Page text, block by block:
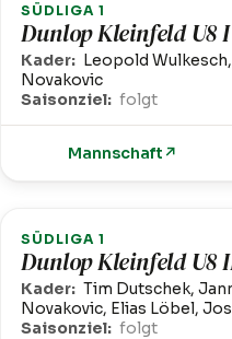
SÜDLIGA 1
Dunlop Kleinfeld U8 I
Kader: Leopold
Novakovic
Saisonziel: folgt
Mannschaft ↗
SÜDLIGA 1
Dunlop Kleinfeld U8
Kader: Tim Dutschek,
Novakovic, Elias Löbel,
Saisonziel: folgt